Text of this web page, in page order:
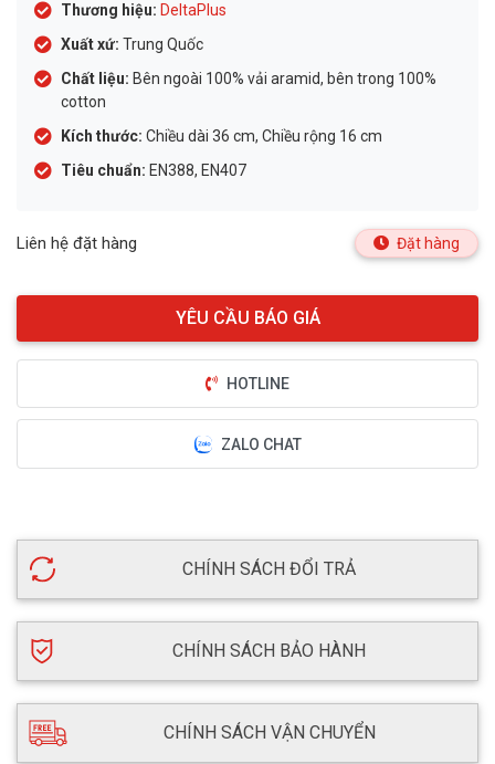
Thương hiệu: DeltaPlus
Xuất xứ: Trung Quốc
Chất liệu: Bên ngoài 100% vải aramid, bên trong 100%
cotton
Kích thước: Chiều dài 36 cm, Chiều rộng 16 cm
Tiêu chuẩn: EN388, EN407
Liên hệ đặt hàng Đặt hàng
HOTLINE
ZALO CHAT
CHÍNH SÁCH ĐỔI TRẢ
CHÍNH SÁCH BẢO HÀNH
CHÍNH SÁCH VẬN CHUYỂN